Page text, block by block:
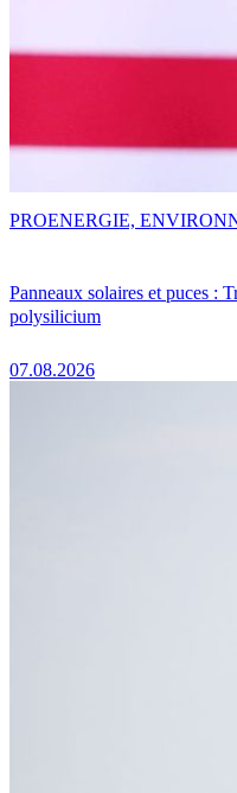
Panneaux solaires et puces :
polysilicium
07.08.2026
PROENERGIE,